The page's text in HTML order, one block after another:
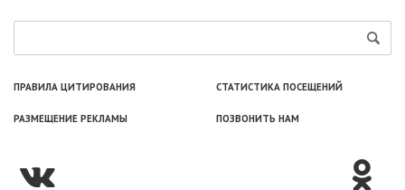
ПРАВИЛА ЦИТИРОВАНИЯ СТАТИСТИКА ПОСЕЩЕНИЙ
РАЗМЕЩЕНИЕ РЕКЛАМЫ ПОЗВОНИТЬ НАМ